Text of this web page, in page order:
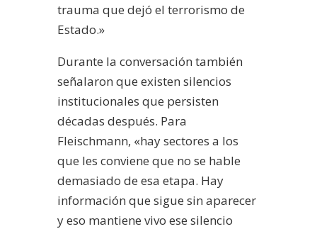
trauma que dejó el terrorismo de
Estado.»
Durante la conversación también
señalaron que existen silencios
institucionales que persisten
décadas después. Para
Fleischmann, «hay sectores a los
que les conviene que no se hable
demasiado de esa etapa. Hay
información que sigue sin aparecer
y eso mantiene vivo ese silencio